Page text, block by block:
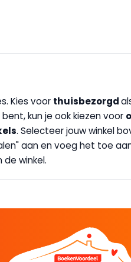
Kies voor thuisbezorgd
kun je ook kiezen voor
. Selecteer jouw winkel
aan en voeg het toe
winkel.